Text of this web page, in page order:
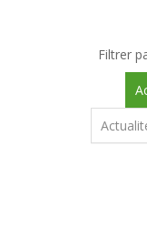
Filtrer